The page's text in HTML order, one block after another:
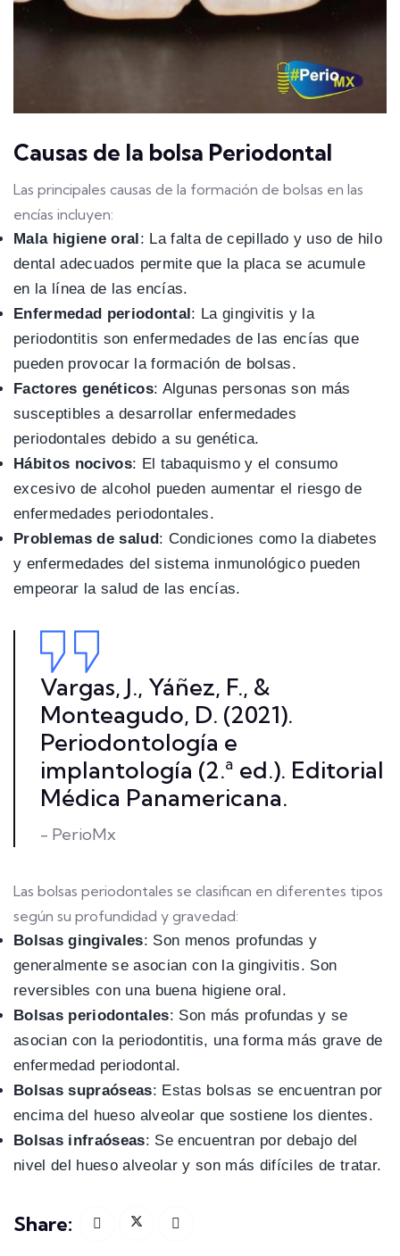
Causas de la bolsa Periodontal
Las principales causas de la formación de bolsas en las
encías incluyen:
Mala higiene oral: La falta de cepillado y uso de hilo
dental adecuados permite que la placa se acumule
en la línea de las encías.
Enfermedad periodontal: La gingivitis y la
periodontitis son enfermedades de las encías que
pueden provocar la formación de bolsas.
Factores genéticos: Algunas personas son más
susceptibles a desarrollar enfermedades
periodontales debido a su genética.
Hábitos nocivos: El tabaquismo y el consumo
excesivo de alcohol pueden aumentar el riesgo de
enfermedades periodontales.
Problemas de salud: Condiciones como la diabetes
y enfermedades del sistema inmunológico pueden
empeorar la salud de las encías.
Vargas, J., Yáñez, F., &
Monteagudo, D. (2021).
Periodontología e
implantología (2.ª ed.). Editorial
Médica Panamericana.
- PerioMx
Las bolsas periodontales se clasifican en diferentes tipos
según su profundidad y gravedad:
Bolsas gingivales: Son menos profundas y
generalmente se asocian con la gingivitis. Son
reversibles con una buena higiene oral.
Bolsas periodontales: Son más profundas y se
asocian con la periodontitis, una forma más grave de
enfermedad periodontal.
Bolsas supraóseas: Estas bolsas se encuentran por
encima del hueso alveolar que sostiene los dientes.
Bolsas infraóseas: Se encuentran por debajo del
nivel del hueso alveolar y son más difíciles de tratar.